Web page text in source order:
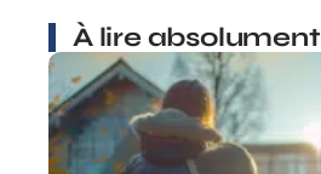
À lire absolument